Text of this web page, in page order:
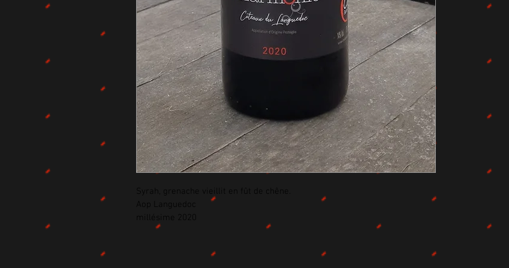
Syrah, grenache vieillit en fût de chêne.
Aop Languedoc
millésime 2020